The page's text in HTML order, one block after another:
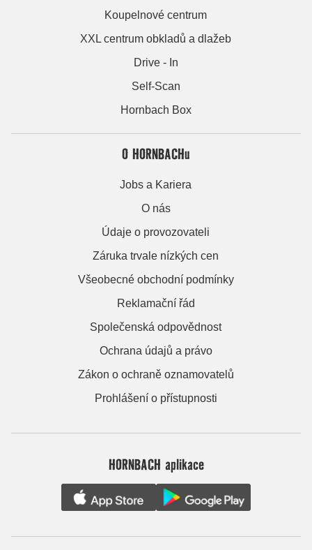
Koupelnové centrum
XXL centrum obkladů a dlažeb
Drive - In
Self-Scan
Hornbach Box
O HORNBACHu
Jobs a Kariera
O nás
Údaje o provozovateli
Záruka trvale nízkých cen
Všeobecné obchodní podmínky
Reklamační řád
Společenská odpovědnost
Ochrana údajů a právo
Zákon o ochraně oznamovatelů
Prohlášení o přístupnosti
HORNBACH aplikace